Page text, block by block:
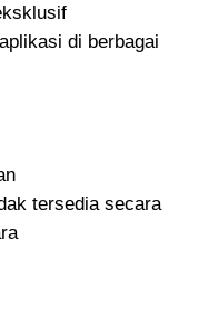
di berbagai
tersedia secara